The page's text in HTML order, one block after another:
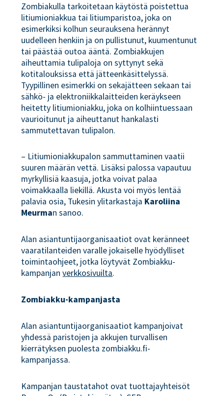
Zombiakulla tarkoitetaan käytöstä poistettua
litiumioniakkua tai litiumparistoa, joka on
esimerkiksi kolhun seurauksena herännyt
uudelleen henkiin ja on pullistunut, kuumentunut
tai päästää outoa ääntä. Zombiakkujen
aiheuttamia tulipaloja on syttynyt sekä
kotitalouksissa että jätteenkäsittelyssä.
Tyypillinen esimerkki on sekajätteen sekaan tai
sähkö- ja elektroniikkalaitteiden keräykseen
heitetty litiumioniakku, joka on kolhiintuessaan
vaurioitunut ja aiheuttanut hankalasti
sammutettavan tulipalon.
– Litiumioniakkupalon sammuttaminen vaatii
suuren määrän vettä. Lisäksi palossa vapautuu
myrkyllisiä kaasuja, jotka voivat palaa
voimakkaalla liekillä. Akusta voi myös lentää
palavia osia, Tukesin ylitarkastaja Karoliina
Meurman sanoo.
Alan asiantuntijaorganisaatiot ovat keränneet
vaaratilanteiden varalle jokaiselle hyödylliset
toimintaohjeet, jotka löytyvät Zombiakku-
kampanjanverkkosivuilta.
Zombiakku-kampanjasta
Alan asiantuntijaorganisaatiot kampanjoivat
yhdessä paristojen ja akkujen turvallisen
kierrätyksen puolesta zombiakku.fi-
kampanjassa.
Kampanjan taustatahot ovat tuottajayhteisöt